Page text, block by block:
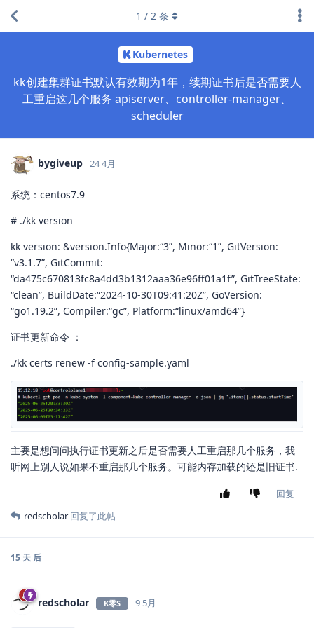
Kubernetes
kk创建集群证书默认有效期为1年，续期证书后是否需要人
工重启这几个服务 apiserver、controller-manager、
scheduler
1 / 2 条
bygiveup 24 4月
系统：centos7.9
# ./kk version
kk version: &version.Info{Major:“3”, Minor:“1”, GitVersion:
“v3.1.7”, GitCommit:
“da475c670813fc8a4dd3b1312aaa36e96ff01a1f”, GitTreeState:
“clean”, BuildDate:“2024-10-30T09:41:20Z”, GoVersion:
“go1.19.2”, Compiler:“gc”, Platform:“linux/amd64”}
证书更新命令 ：
./kk certs renew -f config-sample.yaml
主要是想问问执行证书更新之后是否需要人工重启那几个服务，我
听网上别人说如果不重启那几个服务。可能内存加载的还是旧证书.
回复
redscholar 回复了此帖
15 天 后
redscholar K零S 9 5月